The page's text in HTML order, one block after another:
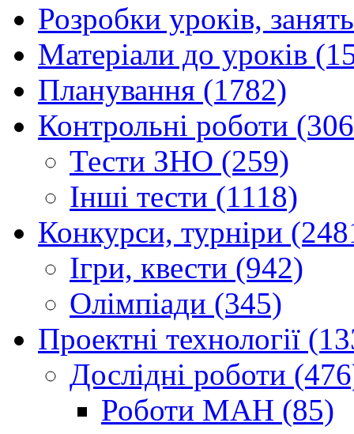
Розробки уроків,
Матеріали до уроків
Планування (1782)
Контрольні роботи
Тести ЗНО (259)
Інші тести (1118)
Конкурси, турніри
Ігри, квести (942)
Олімпіади (345)
Проектні технології
Дослідні роботи
Роботи МАН (85)